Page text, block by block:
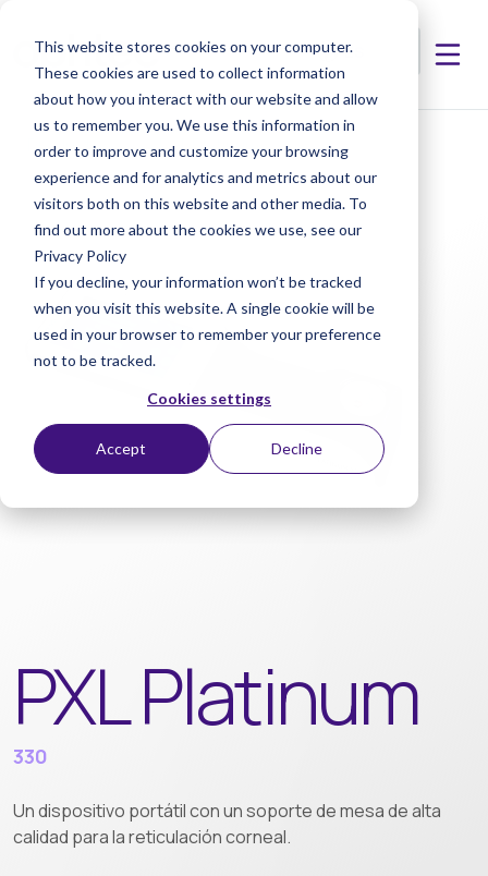
This website stores cookies on your computer.
These cookies are used to collect information
about how you interact with our website and allow
us to remember you. We use this information in
order to improve and customize your browsing
experience and for analytics and metrics about our
visitors both on this website and other media. To
find out more about the cookies we use, see our
Privacy Policy
If you decline, your information won’t be tracked
when you visit this website. A single cookie will be
used in your browser to remember your preference
not to be tracked.
Cookies settings
Accept Decline
< Productos < PXL Platinum
PXL Platinum
330
Un dispositivo portátil con un soporte de mesa de alta
calidad para la reticulación corneal.